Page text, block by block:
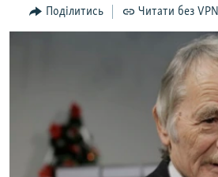
Перейти
до
ПОГЛЯД
СПЕЦПРОЕКТИ
ДЕПОРТАЦІЯ
ВІДЕОУРОКИ «ELIFBE»
ЯК ОБІЙТИ БЛОКУВАННЯ
Русский
Поділитись Читати без VPN